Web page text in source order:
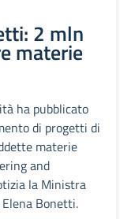
2 mln
materie
ha pubblicato
di progetti di
materie
and
la Ministra
Bonetti.